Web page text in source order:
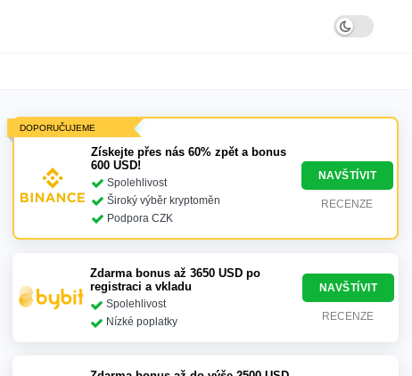
DOPORUČUJEME
Získejte přes nás 60% zpět a bonus
600 USD!
Spolehlivost
Široký výběr kryptoměn
Podpora CZK
NAVŠTÍVIT
RECENZE
Zdarma bonus až 3650 USD po
registraci a vkladu
Spolehlivost
Nízké poplatky
NAVŠTÍVIT
RECENZE